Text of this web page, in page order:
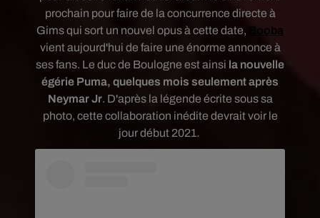
prochain pour faire de la concurrence directe à
Gims qui sort un nouvel opus à cette date,
Booba
vient aujourd'hui de faire une énorme annonce à
ses fans. Le duc de Boulogne est ainsi la nouvelle
égérie Puma, quelques mois seulement après
Neymar Jr. D'après la légende écrite sous sa
photo, cette collaboration inédite devrait voir le
jour début 2021.